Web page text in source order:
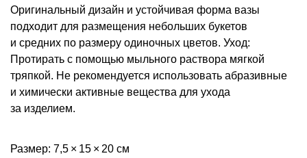
Оригинальный дизайн и устойчивая форма вазы
подходит для размещения небольших букетов
и средних по размеру одиночных цветов. Уход:
Протирать с помощью мыльного раствора мягкой
тряпкой. Не рекомендуется использовать абразивные
и химически активные вещества для ухода
за изделием.
Размер: 7,5 × 15 × 20 см